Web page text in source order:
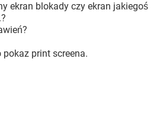
ekran blokady czy ekran jakiegoś
print screena.